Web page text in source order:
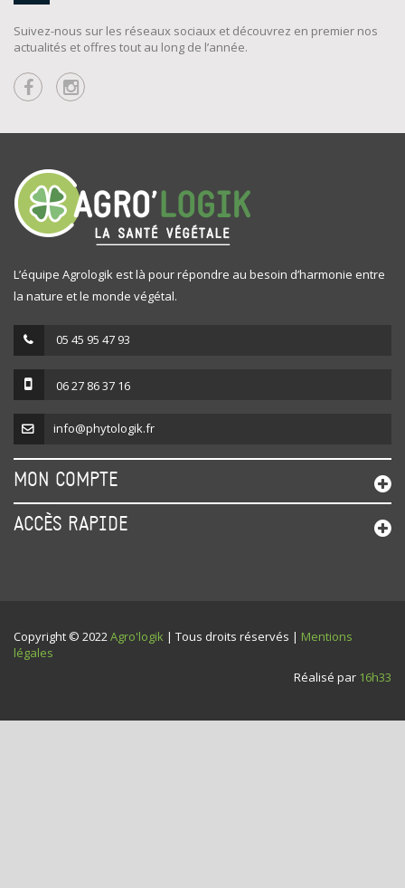
Suivez-nous sur les réseaux sociaux et découvrez en premier nos
actualités et offres tout au long de l’année.
L’équipe Agrologik est là pour répondre au besoin d’harmonie entre
la nature et le monde végétal.
05 45 95 47 93
06 27 86 37 16
info@phytologik.fr
MON COMPTE
ACCÈS RAPIDE
Copyright © 2022Agro'logik | Tous droits réservés | Mentions
légales
Réalisé par 16h33